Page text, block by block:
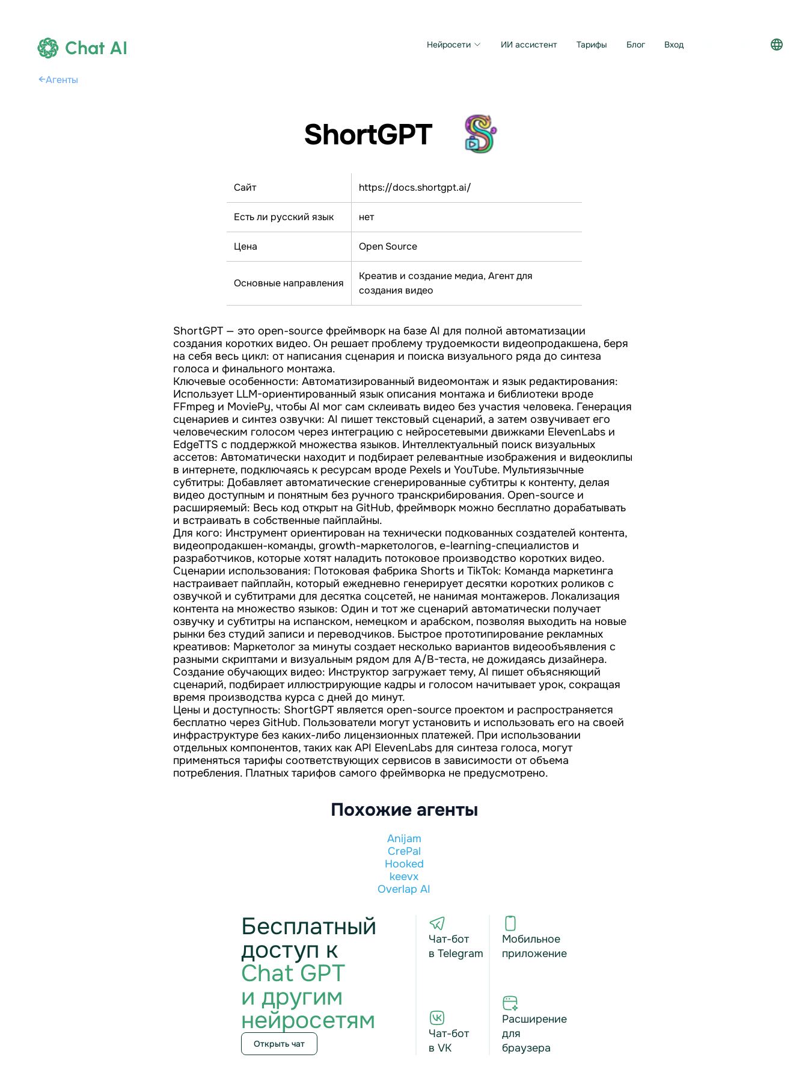
Chat AI Нейросети ИИ ассистент Тарифы Блог Вход
←Агенты
ShortGPT
Сайт https://docs.shortgpt.ai/
Есть ли русский язык нет
Цена Open Source
Основные направления
Креатив и создание медиа, Агент для
создания видео
ShortGPT — это open-source фреймворк на базе AI для полной автоматизации
создания коротких видео. Он решает проблему трудоемкости видеопродакшена, беря
на себя весь цикл: от написания сценария и поиска визуального ряда до синтеза
голоса и финального монтажа.
Ключевые особенности: Автоматизированный видеомонтаж и язык редактирования:
Использует LLM-ориентированный язык описания монтажа и библиотеки вроде
FFmpeg и MoviePy, чтобы AI мог сам склеивать видео без участия человека. Генерация
сценариев и синтез озвучки: AI пишет текстовый сценарий, а затем озвучивает его
человеческим голосом через интеграцию с нейросетевыми движками ElevenLabs и
EdgeTTS с поддержкой множества языков. Интеллектуальный поиск визуальных
ассетов: Автоматически находит и подбирает релевантные изображения и видеоклипы
в интернете, подключаясь к ресурсам вроде Pexels и YouTube. Мультиязычные
субтитры: Добавляет автоматические сгенерированные субтитры к контенту, делая
видео доступным и понятным без ручного транскрибирования. Open-source и
расширяемый: Весь код открыт на GitHub, фреймворк можно бесплатно дорабатывать
и встраивать в собственные пайплайны.
Для кого: Инструмент ориентирован на технически подкованных создателей контента,
видеопродакшен-команды, growth-маркетологов, e-learning-специалистов и
разработчиков, которые хотят наладить потоковое производство коротких видео.
Сценарии использования: Потоковая фабрика Shorts и TikTok: Команда маркетинга
настраивает пайплайн, который ежедневно генерирует десятки коротких роликов с
озвучкой и субтитрами для десятка соцсетей, не нанимая монтажеров. Локализация
контента на множество языков: Один и тот же сценарий автоматически получает
озвучку и субтитры на испанском, немецком и арабском, позволяя выходить на новые
рынки без студий записи и переводчиков. Быстрое прототипирование рекламных
креативов: Маркетолог за минуты создает несколько вариантов видеообъявления с
разными скриптами и визуальным рядом для A/B-теста, не дожидаясь дизайнера.
Создание обучающих видео: Инструктор загружает тему, AI пишет объясняющий
сценарий, подбирает иллюстрирующие кадры и голосом начитывает урок, сокращая
время производства курса с дней до минут.
Цены и доступность: ShortGPT является open-source проектом и распространяется
бесплатно через GitHub. Пользователи могут установить и использовать его на своей
инфраструктуре без каких-либо лицензионных платежей. При использовании
отдельных компонентов, таких как API ElevenLabs для синтеза голоса, могут
применяться тарифы соответствующих сервисов в зависимости от объема
потребления. Платных тарифов самого фреймворка не предусмотрено.
Похожие агенты
Anijam
CrePal
Hooked
keevx
Overlap AI
Бесплатный
доступ к
Chat GPT
и другим
нейросетям
Открыть чат
Чат-бот
в Telegram
Чат-бот
в VK
Мобильное
приложение
Расширение
для
браузера